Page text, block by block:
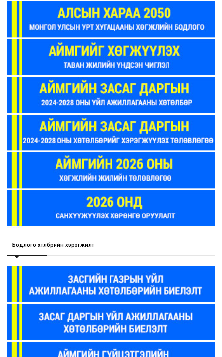
Бодлого хөтөлбөрийн хэрэгжилт